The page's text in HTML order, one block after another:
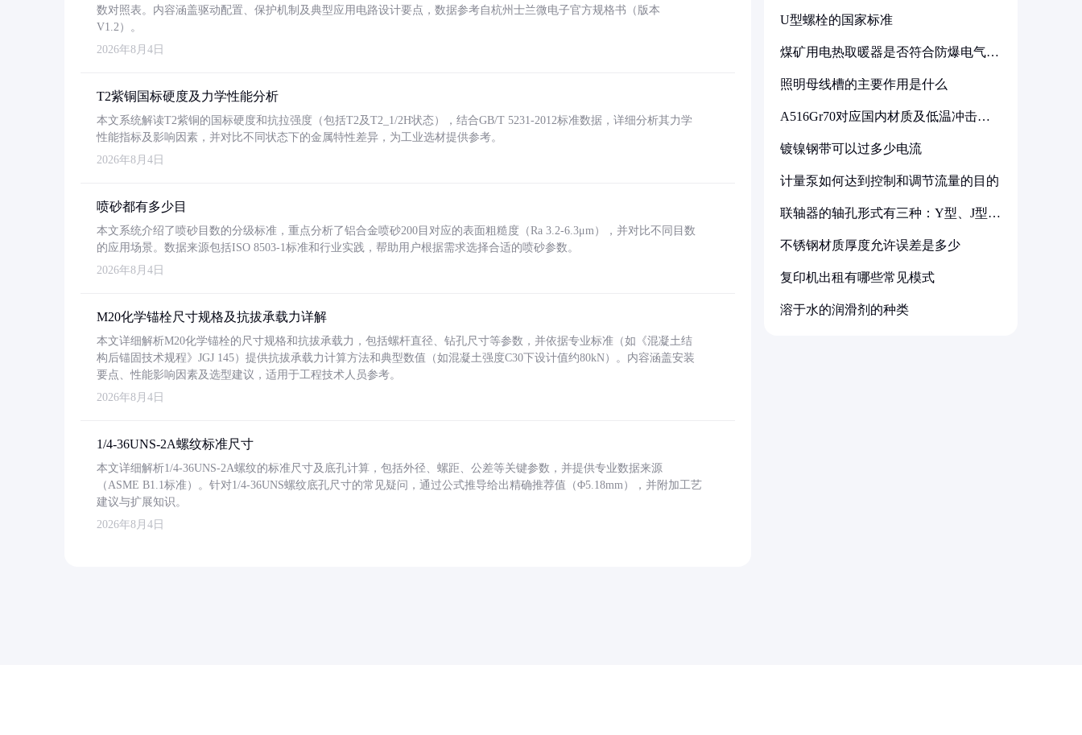
数对照表。内容涵盖驱动配置、保护机制及典型应用电路设计要点，数据参考自杭州士兰微电子官方规格书（版本
V1.2）。
2026年8月4日
T2紫铜国标硬度及力学性能分析
本文系统解读T2紫铜的国标硬度和抗拉强度（包括T2及T2_1/2H状态），结合GB/T 5231-2012标准数据，详细分析其力学
性能指标及影响因素，并对比不同状态下的金属特性差异，为工业选材提供参考。
2026年8月4日
喷砂都有多少目
本文系统介绍了喷砂目数的分级标准，重点分析了铝合金喷砂200目对应的表面粗糙度（Ra 3.2-6.3μm），并对比不同目数
的应用场景。数据来源包括ISO 8503-1标准和行业实践，帮助用户根据需求选择合适的喷砂参数。
2026年8月4日
M20化学锚栓尺寸规格及抗拔承载力详解
本文详细解析M20化学锚栓的尺寸规格和抗拔承载力，包括螺杆直径、钻孔尺寸等参数，并依据专业标准（如《混凝土结
构后锚固技术规程》JGJ 145）提供抗拔承载力计算方法和典型数值（如混凝土强度C30下设计值约80kN）。内容涵盖安装
要点、性能影响因素及选型建议，适用于工程技术人员参考。
2026年8月4日
1/4-36UNS-2A螺纹标准尺寸
本文详细解析1/4-36UNS-2A螺纹的标准尺寸及底孔计算，包括外径、螺距、公差等关键参数，并提供专业数据来源
（ASME B1.1标准）。针对1/4-36UNS螺纹底孔尺寸的常见疑问，通过公式推导给出精确推荐值（Φ5.18mm），并附加工艺
建议与扩展知识。
2026年8月4日
U型螺栓的国家标准
煤矿用电热取暖器是否符合防爆电气设
照明母线槽的主要作用是什么
A516Gr70对应国内材质及低温冲击要
镀镍钢带可以过多少电流
计量泵如何达到控制和调节流量的目的
联轴器的轴孔形式有三种：Y型、J型、
不锈钢材质厚度允许误差是多少
复印机出租有哪些常见模式
溶于水的润滑剂的种类